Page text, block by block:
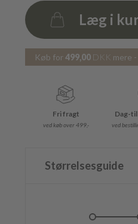
Antal
Læg i
Køb for499,00 DKK mere
Fri fragt
ved køb over 499,-
Dag-
ved
Størrelsesguide